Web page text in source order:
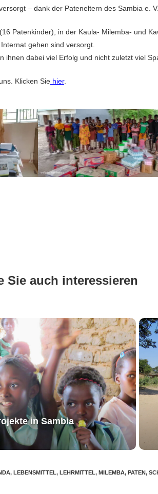
– dank der Pateneltern des Sambia e.
Patenkinder), in der Kaula- Milemba- und
gehen sind versorgt.
ihnen dabei viel Erfolg und nicht zuletzt viel
Klicken Sie hier.
Sie auch interessieren
in Sambia
, LEBENSMITTEL, LEHRMITTEL, MILEMBA, PATEN,